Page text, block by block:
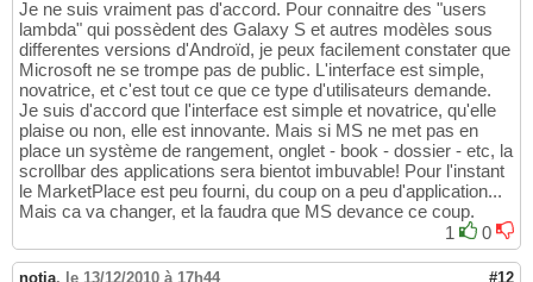
Je ne suis vraiment pas d'accord. Pour connaitre des "users
lambda" qui possèdent des Galaxy S et autres modèles sous
differentes versions d'Androïd, je peux facilement constater que
Microsoft ne se trompe pas de public. L'interface est simple,
novatrice, et c'est tout ce que ce type d'utilisateurs demande.
Je suis d'accord que l'interface est simple et novatrice, qu'elle
plaise ou non, elle est innovante. Mais si MS ne met pas en
place un système de rangement, onglet - book - dossier - etc, la
scrollbar des applications sera bientot imbuvable! Pour l'instant
le MarketPlace est peu fourni, du coup on a peu d'application...
Mais ca va changer, et la faudra que MS devance ce coup.
1
0
notia, le 13/12/2010 à 17h44 #12